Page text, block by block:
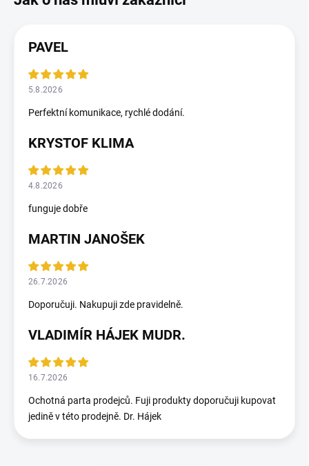
PAVEL
5.8.2026
Perfektní komunikace, rychlé dodání.
KRYSTOF KLIMA
4.8.2026
funguje dobře
MARTIN JANOŠEK
26.7.2026
Doporučuji. Nakupuji zde pravidelně.
VLADIMÍR HÁJEK MUDR.
16.7.2026
Ochotná parta prodejců. Fuji produkty doporučuji kupovat
jedině v této prodejně. Dr. Hájek